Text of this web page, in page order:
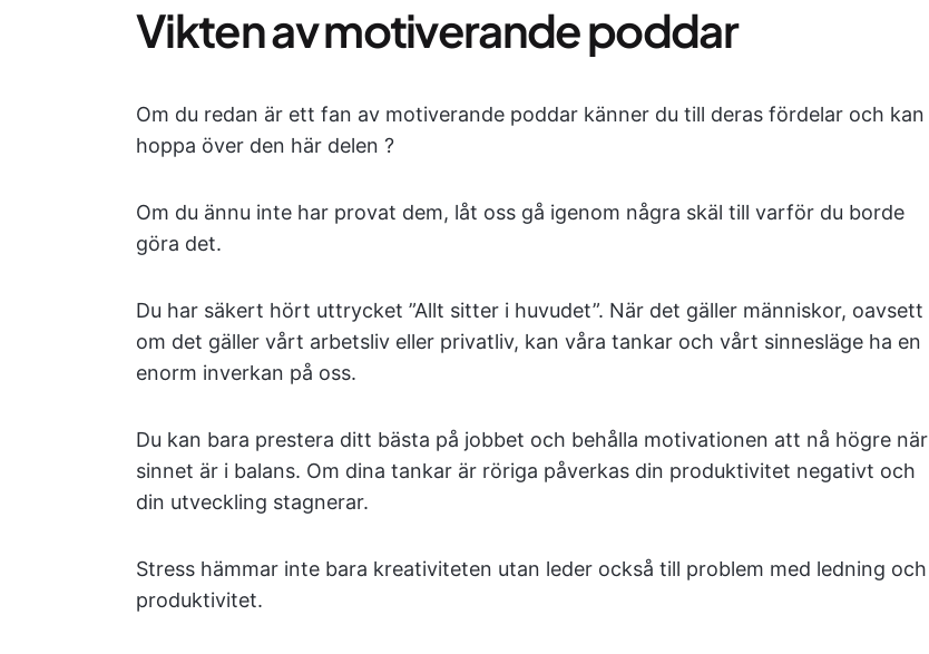
Vikten av motiverande poddar
Om du redan är ett fan av motiverande poddar känner du till deras fördelar och kan
hoppa över den här delen ?
Om du ännu inte har provat dem, låt oss gå igenom några skäl till varför du borde
göra det.
Du har säkert hört uttrycket ”Allt sitter i huvudet”. När det gäller människor, oavsett
om det gäller vårt arbetsliv eller privatliv, kan våra tankar och vårt sinnesläge ha en
enorm inverkan på oss.
Du kan bara prestera ditt bästa på jobbet och behålla motivationen att nå högre när
sinnet är i balans. Om dina tankar är röriga påverkas din produktivitet negativt och
din utveckling stagnerar.
Stress hämmar inte bara kreativiteten utan leder också till problem med ledning och
produktivitet.